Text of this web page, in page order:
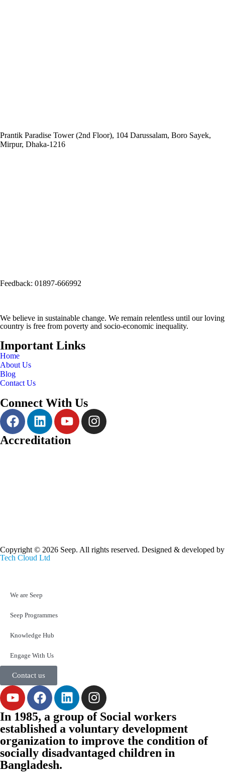
Prantik Paradise Tower (2nd Floor), 104 Darussalam, Boro Sayek,
Mirpur, Dhaka‑1216
Feedback: 01897-666992
We believe in sustainable change. We remain relentless until our loving
country is free from poverty and socio-economic inequality.
Important Links
Home
About Us
Blog
Contact Us
Connect With Us
Accreditation
Copyright © 2026 Seep. All rights reserved. Designed & developed by
Tech Cloud Ltd
We are Seep
Seep Programmes
Knowledge Hub
Engage With Us
Contact us
In 1985, a group of Social workers
established a voluntary development
organization to improve the condition of
socially disadvantaged children in
Bangladesh.